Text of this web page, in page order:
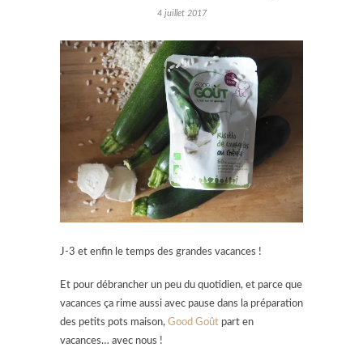
4 juillet 2017
J-3 et enfin le temps des grandes vacances !
Et pour débrancher un peu du quotidien, et parce que
vacances ça rime aussi avec pause dans la préparation
des petits pots maison, Good Goût part en
vacances… avec nous !